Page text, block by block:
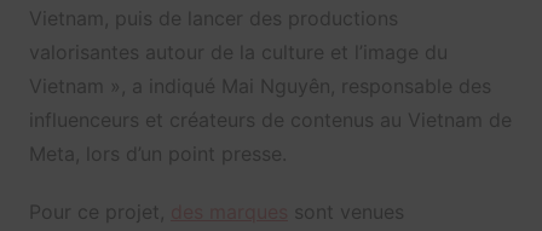
Vietnam, puis de lancer des productions
valorisantes autour de la culture et l’image du
Vietnam », a indiqué Mai Nguyên, responsable des
influenceurs et créateurs de contenus au Vietnam de
Meta, lors d’un point presse.
Pour ce projet,
sont venues